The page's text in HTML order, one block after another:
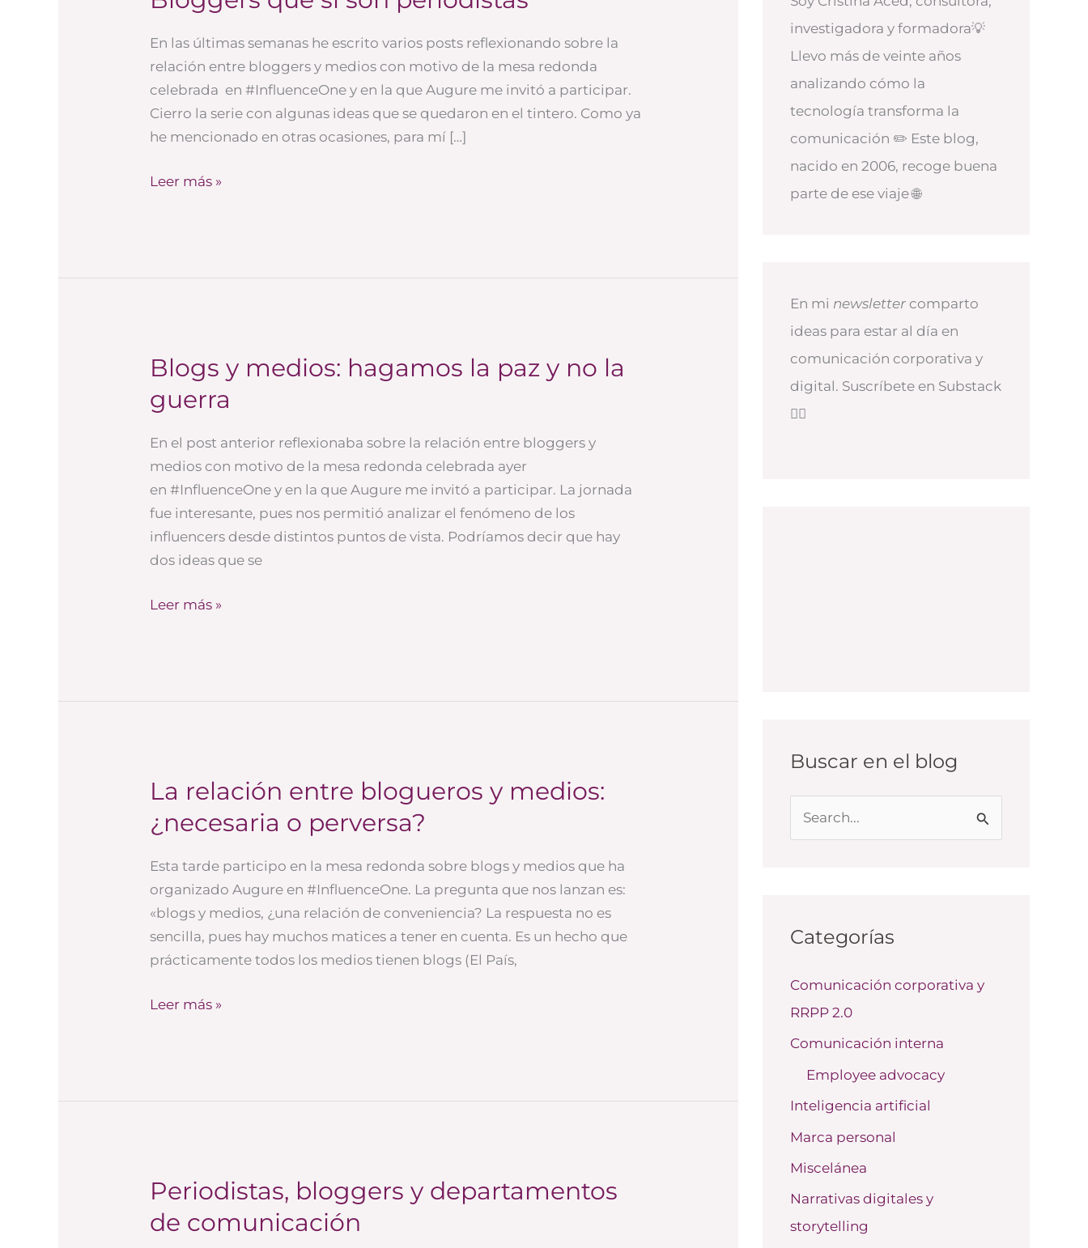
En las últimas semanas he escrito varios posts reflexionando sobre la
relación entre bloggers y medios con motivo de la mesa redonda
celebrada en #InfluenceOne y en la que Augure me invitó a participar.
Cierro la serie con algunas ideas que se quedaron en el tintero. Como ya
he mencionado en otras ocasiones, para mí […]
sí
son
periodistas
Leer más »
Blogs y medios: hagamos la paz y no la
guerra
En el post anterior reflexionaba sobre la relación entre bloggers y
medios con motivo de la mesa redonda celebrada ayer
en #InfluenceOne y en la que Augure me invitó a participar. La jornada
fue interesante, pues nos permitió analizar el fenómeno de los
influencers desde distintos puntos de vista. Podríamos decir que hay
dos ideas que se
Blogs
medios:
Leer más »
La relación entre blogueros y medios:
¿necesaria o perversa?
Esta tarde participo en la mesa redonda sobre blogs y medios que ha
organizado Augure en #InfluenceOne. La pregunta que nos lanzan es:
«blogs y medios, ¿una relación de conveniencia? La respuesta no es
sencilla, pues hay muchos matices a tener en cuenta. Es un hecho que
prácticamente todos los medios tienen blogs (El País,
La
entre
medios:
¿necesaria
perversa?
Leer más »
Periodistas, bloggers y departamentos
de comunicación
Periodistas,
bloggers
y
investigadora y formadora💡
Llevo más de veinte años
analizando cómo la
tecnología transforma la
comunicación ✏️ Este blog,
nacido en 2006, recoge buena
parte de ese viaje 🌐
En mi newsletter comparto
ideas para estar al día en
comunicación corporativa y
digital. Suscríbete en Substack
👇🏻
Buscar en el blog
a
p
o
r
Categorías
Comunicación corporativa y
RRPP 2.0
Comunicación interna
Employee advocacy
Inteligencia artificial
Marca personal
Miscelánea
Narrativas digitales y
storytelling